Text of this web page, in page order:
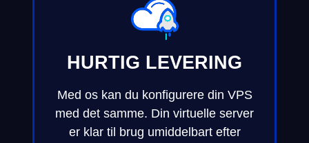
HURTIG LEVERING
Med os kan du konfigurere din VPS
med det samme. Din virtuelle server
er klar til brug umiddelbart efter